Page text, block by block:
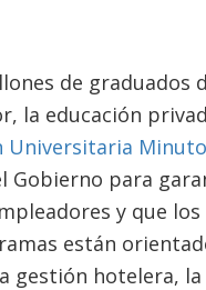
de graduados
la educación
Universitaria
para
y que
están
gestión hotelera,